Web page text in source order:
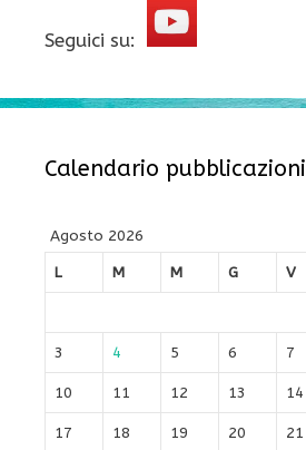
Seguici su:
Calendario pubblicazioni
Agosto 2026
L
M M G V
3 4 5 6 7
10 11 12 13 14
17 18 19 20 21